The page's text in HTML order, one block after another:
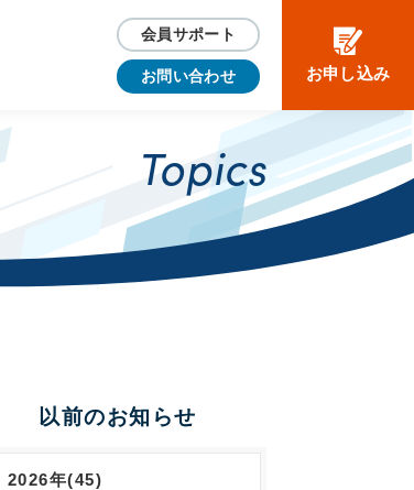
会員サポート
お問い合わせ お申し込み
Topics
以前のお知らせ
2026年(45)